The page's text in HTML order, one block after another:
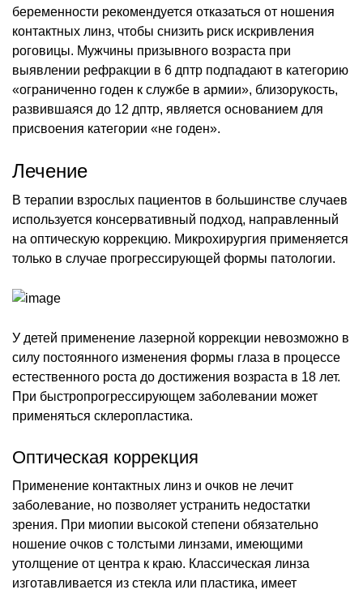
беременности рекомендуется отказаться от ношения
контактных линз, чтобы снизить риск искривления
роговицы. Мужчины призывного возраста при
выявлении рефракции в 6 дптр подпадают в категорию
«ограниченно годен к службе в армии», близорукость,
развившаяся до 12 дптр, является основанием для
присвоения категории «не годен».
Лечение
В терапии взрослых пациентов в большинстве случаев
используется консервативный подход, направленный
на оптическую коррекцию. Микрохирургия применяется
только в случае прогрессирующей формы патологии.
У детей применение лазерной коррекции невозможно в
силу постоянного изменения формы глаза в процессе
естественного роста до достижения возраста в 18 лет.
При быстропрогрессирующем заболевании может
применяться склеропластика.
Оптическая коррекция
Применение контактных линз и очков не лечит
заболевание, но позволяет устранить недостатки
зрения. При миопии высокой степени обязательно
ношение очков с толстыми линзами, имеющими
утолщение от центра к краю. Классическая линза
изготавливается из стекла или пластика, имеет